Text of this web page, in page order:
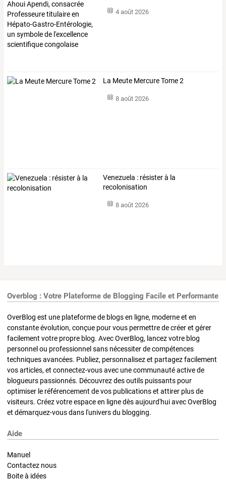
4 août 2026
La Meute Mercure Tome 2
8 août 2026
Venezuela : résister à la
recolonisation
8 août 2026
Overblog : Votre Plateforme de Blogging Facile et Performante
OverBlog est une plateforme de blogs en ligne, moderne et en
constante évolution, conçue pour vous permettre de créer et gérer
facilement votre propre blog. Avec OverBlog, lancez votre blog
personnel ou professionnel sans nécessiter de compétences
techniques avancées. Publiez, personnalisez et partagez facilement
vos articles, et connectez-vous avec une communauté active de
blogueurs passionnés. Découvrez des outils puissants pour
optimiser le référencement de vos publications et attirer plus de
visiteurs. Créez votre espace en ligne dès aujourd'hui avec OverBlog
et démarquez-vous dans l'univers du blogging.
Aide
Manuel
Contactez nous
Boite à idées